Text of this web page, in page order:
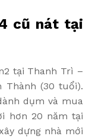
cũ nát tại
tại Thanh Trì –
Thành (30 tuổi).
dụm và mua
hơn 20 năm tại
dựng nhà mới